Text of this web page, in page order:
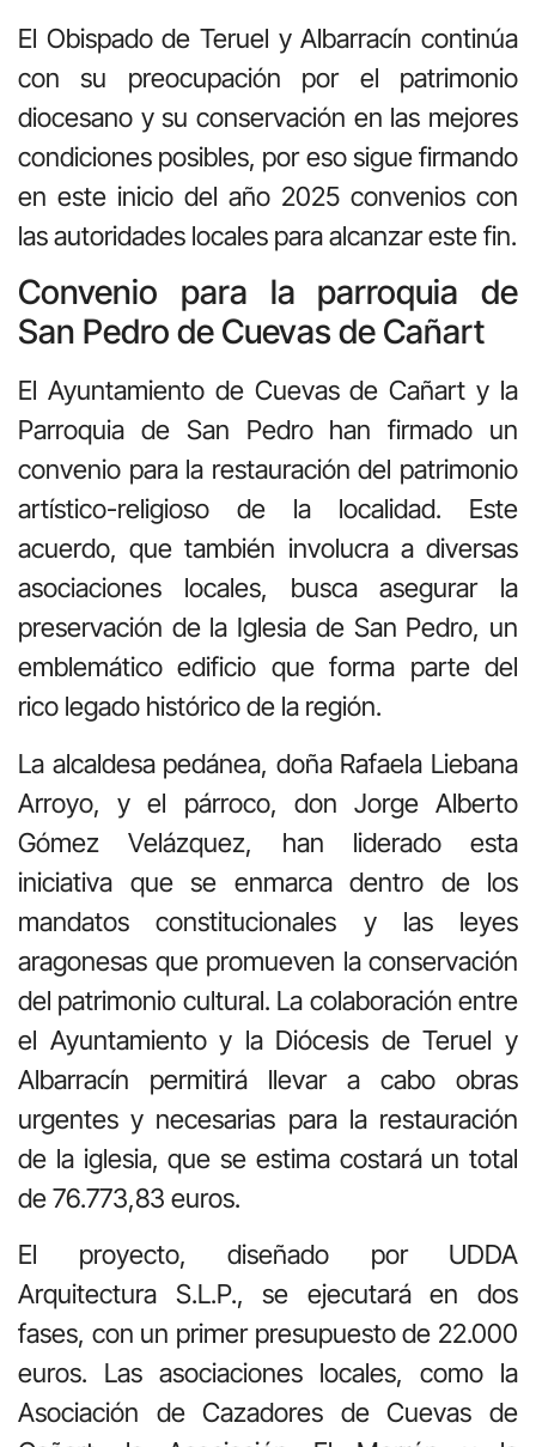
El Obispado de Teruel y Albarracín continúa
con su preocupación por el patrimonio
diocesano y su conservación en las mejores
condiciones posibles, por eso sigue firmando
en este inicio del año 2025 convenios con
las autoridades locales para alcanzar este fin.
Convenio para la parroquia de
San Pedro de Cuevas de Cañart
El Ayuntamiento de Cuevas de Cañart y la
Parroquia de San Pedro han firmado un
convenio para la restauración del patrimonio
artístico-religioso de la localidad. Este
acuerdo, que también involucra a diversas
asociaciones locales, busca asegurar la
preservación de la Iglesia de San Pedro, un
emblemático edificio que forma parte del
rico legado histórico de la región.
La alcaldesa pedánea, doña Rafaela Liebana
Arroyo, y el párroco, don Jorge Alberto
Gómez Velázquez, han liderado esta
iniciativa que se enmarca dentro de los
mandatos constitucionales y las leyes
aragonesas que promueven la conservación
del patrimonio cultural. La colaboración entre
el Ayuntamiento y la Diócesis de Teruel y
Albarracín permitirá llevar a cabo obras
urgentes y necesarias para la restauración
de la iglesia, que se estima costará un total
de 76.773,83 euros.
El proyecto, diseñado por UDDA
Arquitectura S.L.P., se ejecutará en dos
fases, con un primer presupuesto de 22.000
euros. Las asociaciones locales, como la
Asociación de Cazadores de Cuevas de